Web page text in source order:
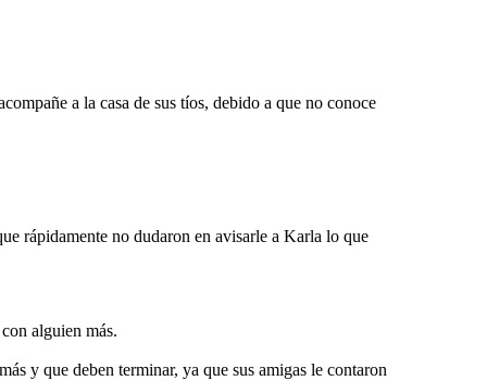
a la casa de sus tíos, debido a que no conoce
rápidamente no dudaron en avisarle a Karla lo que
alguien más.
y que deben terminar, ya que sus amigas le contaron